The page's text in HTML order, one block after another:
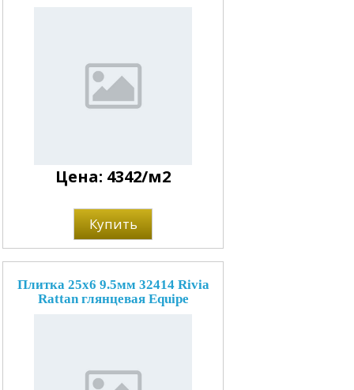
Цена: 4342/м2
Купить
Плитка 25x6 9.5мм 32414 Rivia
Rattan глянцевая Equipe